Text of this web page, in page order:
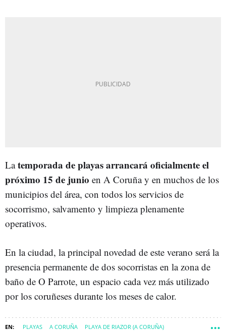
Latemporada de playas arrancará oficialmente el
próximo 15 de junio en A Coruña y en muchos de los
municipios del área, con todos los servicios de
socorrismo, salvamento y limpieza plenamente
operativos.
En la ciudad, la principal novedad de este verano será la
presencia permanente de dos socorristas en la zona de
baño de O Parrote, un espacio cada vez más utilizado
por los coruñeses durante los meses de calor.
PLAYAS A CORUÑA PLAYA DE RIAZOR (A CORUÑA)